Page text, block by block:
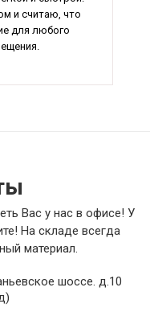
и считаю, что
для любого
Вас у нас в офисе! У
На складе всегда
материал.
шоссе. д.10